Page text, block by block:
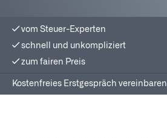
vom Steuer-Experten
schnell und unkompliziert
zum fairen Preis
Kostenfreies Erstgespräch vereinbaren